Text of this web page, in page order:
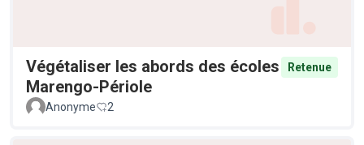
Végétaliser les abords des écoles
Marengo-Périole
Retenue
Anonyme 2